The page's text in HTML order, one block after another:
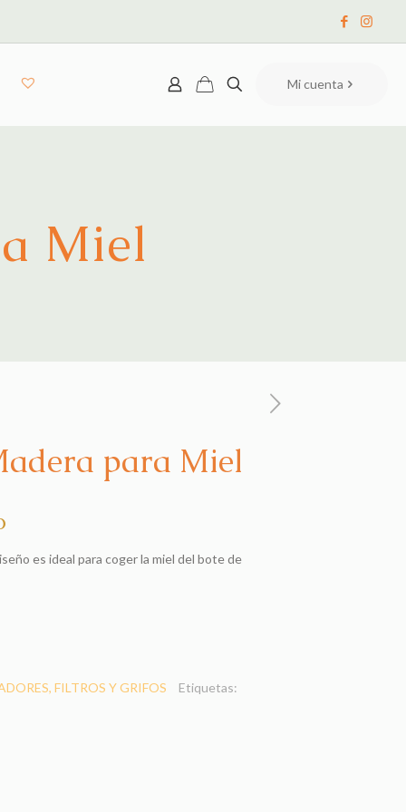
Mi cuenta
Miel
para Miel
es ideal para coger la miel del bote de
FILTROS Y GRIFOS Etiquetas: